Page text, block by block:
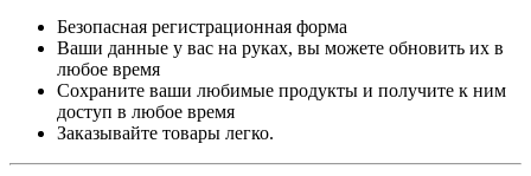
Безопасная регистрационная форма
Ваши данные у вас на руках, вы можете обновить их в
любое время
Сохраните ваши любимые продукты и получите к ним
доступ в любое время
Заказывайте товары легко.